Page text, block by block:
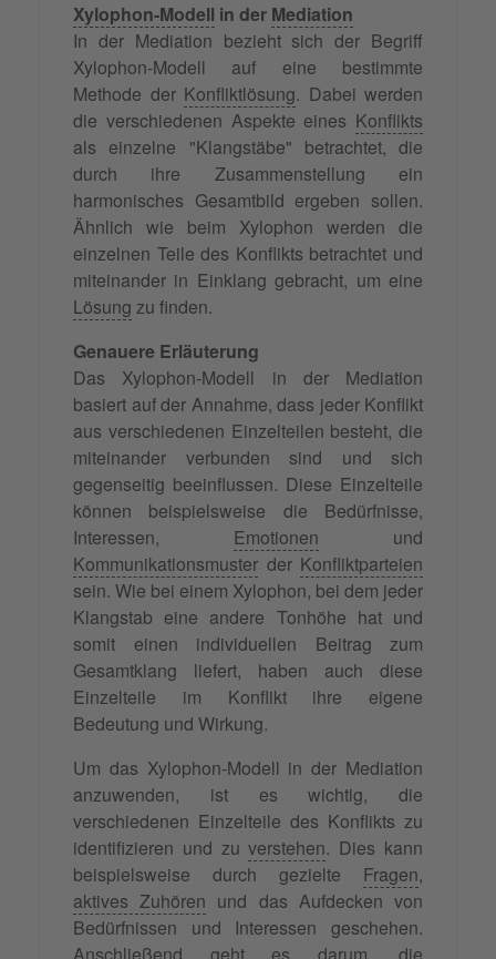
Xylophon-Modell in der Mediation
In der Mediation bezieht sich der Begriff
Xylophon-Modell auf eine bestimmte
Methode der Konfliktlösung. Dabei werden
die verschiedenen Aspekte eines Konflikts
als einzelne "Klangstäbe" betrachtet, die
durch ihre Zusammenstellung ein
harmonisches Gesamtbild ergeben sollen.
Ähnlich wie beim Xylophon werden die
einzelnen Teile des Konflikts betrachtet und
miteinander in Einklang gebracht, um eine
Lösung zu finden.
Genauere Erläuterung
Das Xylophon-Modell in der Mediation
basiert auf der Annahme, dass jeder Konflikt
aus verschiedenen Einzelteilen besteht, die
miteinander verbunden sind und sich
gegenseitig beeinflussen. Diese Einzelteile
können beispielsweise die Bedürfnisse,
Interessen, Emotionen und
Kommunikationsmuster der Konfliktparteien
sein. Wie bei einem Xylophon, bei dem jeder
Klangstab eine andere Tonhöhe hat und
somit einen individuellen Beitrag zum
Gesamtklang liefert, haben auch diese
Einzelteile im Konflikt ihre eigene
Bedeutung und Wirkung.
Um das Xylophon-Modell in der Mediation
anzuwenden, ist es wichtig, die
verschiedenen Einzelteile des Konflikts zu
identifizieren und zuverstehen. Dies kann
beispielsweise durch gezielte Fragen,
aktives Zuhören und das Aufdecken von
Bedürfnissen und Interessen geschehen.